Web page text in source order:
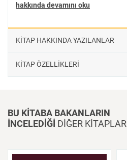
hakkında devamını oku
KİTAP HAKKINDA YAZILANLAR
KİTAP ÖZELLİKLERİ
BU KİTABA BAKANLARIN
İNCELEDİĞİ DİĞER KİTAPLAR